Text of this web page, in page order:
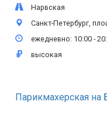
Нарвская
Санкт-Петербург,
ежедневно: 10:00 -
высокая
Парикмахерская